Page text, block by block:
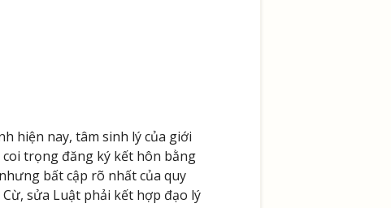
hiện nay, tâm sinh lý của giới
trọng đăng ký kết hôn bằng
bất cập rõ nhất của quy
sửa Luật phải kết hợp đạo lý